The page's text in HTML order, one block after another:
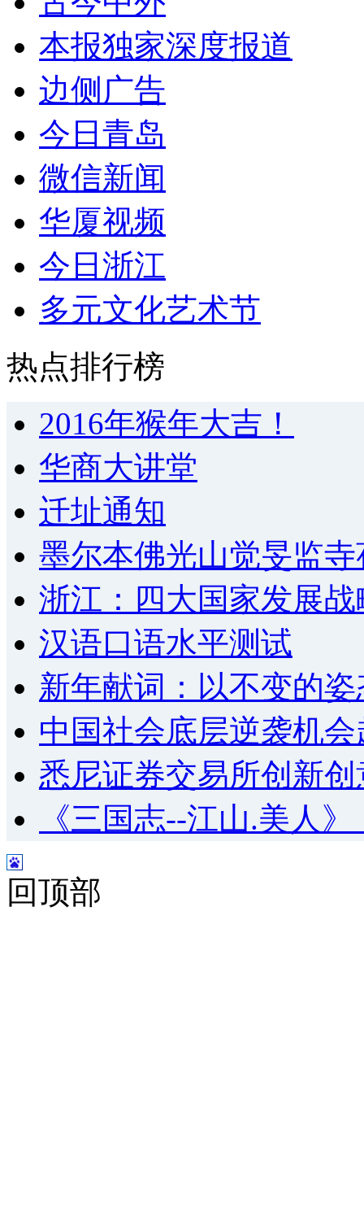
本报独家深度报道
边侧广告
今日青岛
微信新闻
华厦视频
今日浙江
多元文化艺术节
热点排行榜
2016年猴年大吉！
华商大讲堂
迁址通知
墨尔本佛光山觉旻监
浙江：四大国家发展
汉语口语水平测试
新年献词：以不变的
中国社会底层逆袭机
悉尼证券交易所创新
《三国志--江山.美人
回顶部